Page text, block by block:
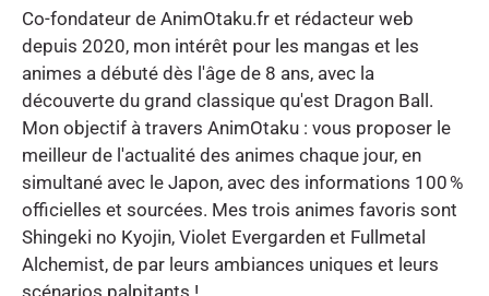
Co-fondateur de AnimOtaku.fr et rédacteur web
depuis 2020, mon intérêt pour les mangas et les
animes a débuté dès l'âge de 8 ans, avec la
découverte du grand classique qu'est Dragon Ball.
Mon objectif à travers AnimOtaku : vous proposer le
meilleur de l'actualité des animes chaque jour, en
simultané avec le Japon, avec des informations 100 %
officielles et sourcées. Mes trois animes favoris sont
Shingeki no Kyojin, Violet Evergarden et Fullmetal
Alchemist, de par leurs ambiances uniques et leurs
scénarios palpitants !